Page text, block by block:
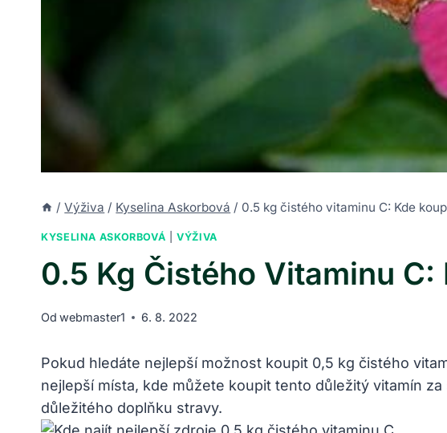
/ Výživa / Kyselina Askorbová / 0.5 kg čistého vitaminu C: Kde
KYSELINA ASKORBOVÁ |VÝŽIVA
0.5 Kg Čistého Vitaminu
Od webmaster1 6. 8. 2022
Pokud hledáte nejlepší možnost koupit 0,5 kg čistého
nejlepší místa, kde můžete koupit tento důležitý vitamín
důležitého doplňku stravy.